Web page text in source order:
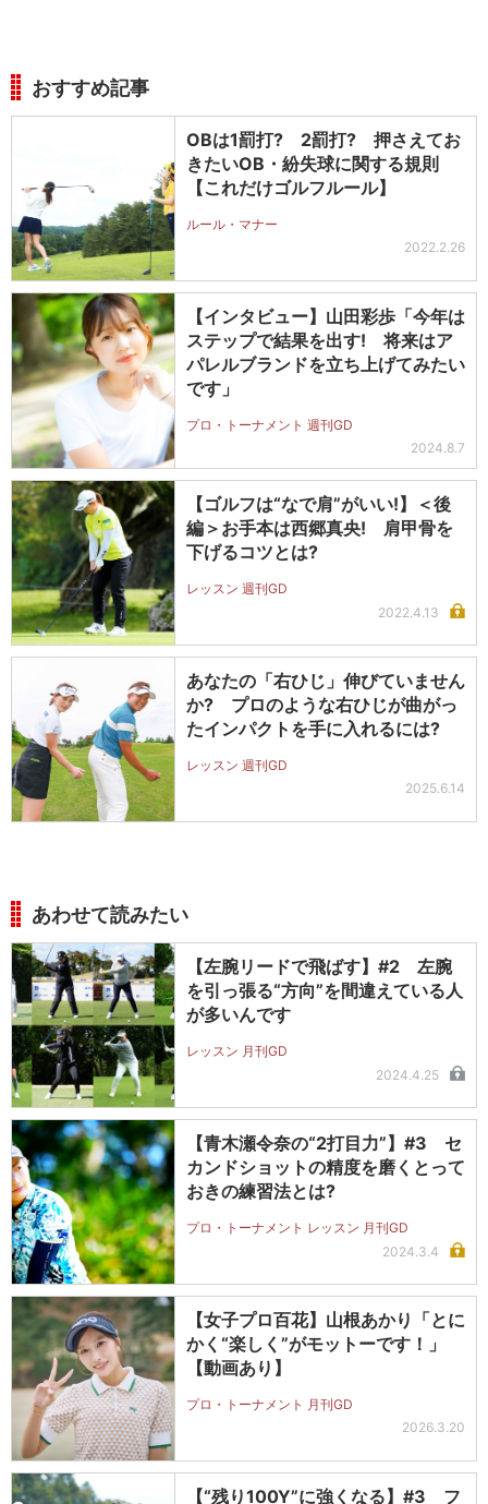
おすすめ記事
OBは1罰打? 2罰打? 押さえてお
きたいOB・紛失球に関する規則
【これだけゴルフルール】
ルール・マナー
2022.2.26
【インタビュー】山田彩歩「今年は
ステップで結果を出す! 将来はア
パレルブランドを立ち上げてみたい
です」
プロ・トーナメント 週刊GD
2024.8.7
【ゴルフは“なで肩”がいい!】＜後
編＞お手本は西郷真央! 肩甲骨を
下げるコツとは?
レッスン 週刊GD
2022.4.13
あなたの「右ひじ」伸びていません
か? プロのような右ひじが曲がっ
たインパクトを手に入れるには?
レッスン 週刊GD
2025.6.14
あわせて読みたい
【左腕リードで飛ばす】#2 左腕
を引っ張る“方向”を間違えている人
が多いんです
レッスン 月刊GD
2024.4.25
【青木瀬令奈の“2打目力”】#3 セ
カンドショットの精度を磨くとって
おきの練習法とは?
プロ・トーナメント レッスン 月刊GD
2024.3.4
【女子プロ百花】山根あかり「とに
かく“楽しく”がモットーです！」
【動画あり】
プロ・トーナメント 月刊GD
2026.3.20
【“残り100Y”に強くなる】#3 フ